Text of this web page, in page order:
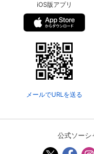
iOS版アプリ
メールでURLを送る
公式ソーシ